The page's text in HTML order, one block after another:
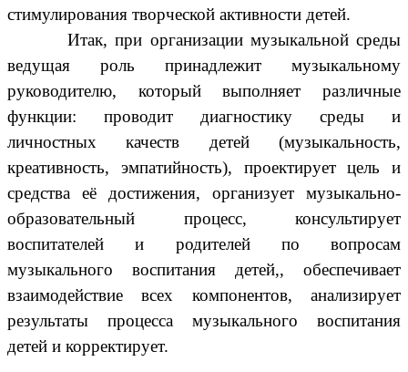
стимулирования творческой активности детей.
Итак, при организации музыкальной среды
ведущая роль принадлежит музыкальному
руководителю, который выполняет различные
функции: проводит диагностику среды и
личностных качеств детей (музыкальность,
креативность, эмпатийность), проектирует цель и
средства её достижения, организует музыкально-
образовательный процесс, консультирует
воспитателей и родителей по вопросам
музыкального воспитания детей,, обеспечивает
взаимодействие всех компонентов, анализирует
результаты процесса музыкального воспитания
детей и корректирует.